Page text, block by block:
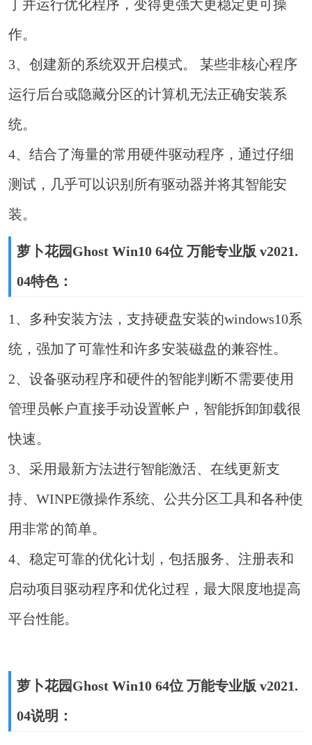
丁并运行优化程序，变得更强大更稳定更可操
作。
3、创建新的系统双开启模式。 某些非核心程序
运行后台或隐藏分区的计算机无法正确安装系
统。
4、结合了海量的常用硬件驱动程序，通过仔细
测试，几乎可以识别所有驱动器并将其智能安
装。
萝卜花园Ghost Win10 64位 万能专业版 v2021.
04特色：
1、多种安装方法，支持硬盘安装的windows10系
统，强加了可靠性和许多安装磁盘的兼容性。
2、设备驱动程序和硬件的智能判断不需要使用
管理员帐户直接手动设置帐户，智能拆卸卸载很
快速。
3、采用最新方法进行智能激活、在线更新支
持、WINPE微操作系统、公共分区工具和各种使
用非常的简单。
4、稳定可靠的优化计划，包括服务、注册表和
启动项目驱动程序和优化过程，最大限度地提高
平台性能。
萝卜花园Ghost Win10 64位 万能专业版 v2021.
04说明：